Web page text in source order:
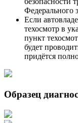
Федерального
Если
техосмотр в
пункт
будет
придётся
Образец